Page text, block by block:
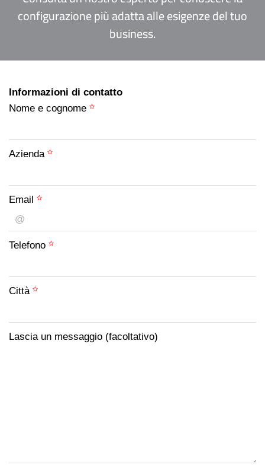
configurazione più adatta alle esigenze del tuo
business.
Informazioni di contatto
Nome e cognome
Azienda
Email
Telefono
Città
Lascia un messaggio (facoltativo)